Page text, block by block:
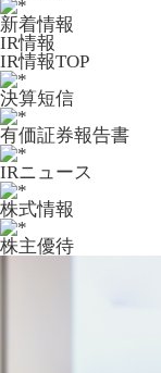
新着情報
IR情報
IR情報TOP
決算短信
有価証券報告書
IRニュース
株式情報
株主優待